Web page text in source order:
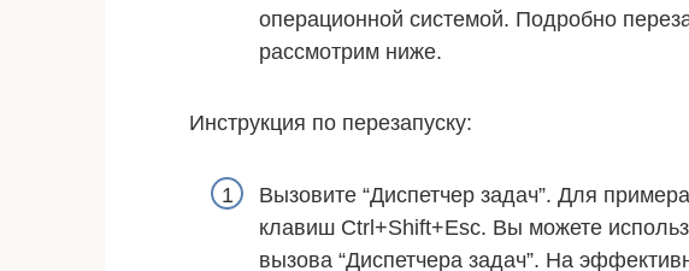
операционной системой. Подробно
рассмотрим ниже.
Инструкция по перезапуску:
Вызовите “Диспетчер задач”. Для
клавиш Ctrl+Shift+Esc. Вы можете
вызова “Диспетчера задач”. На